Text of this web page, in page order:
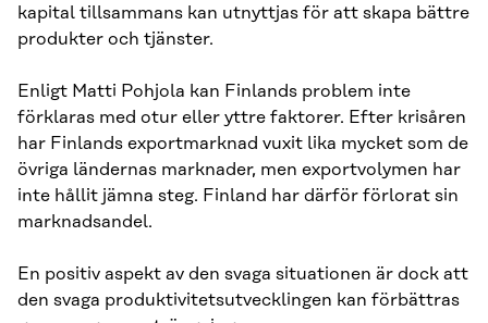
kapital tillsammans kan utnyttjas för att skapa bättre
produkter och tjänster.
Enligt Matti Pohjola kan Finlands problem inte
förklaras med otur eller yttre faktorer. Efter krisåren
har Finlands exportmarknad vuxit lika mycket som de
övriga ländernas marknader, men exportvolymen har
inte hållit jämna steg. Finland har därför förlorat sin
marknadsandel.
En positiv aspekt av den svaga situationen är dock att
den svaga produktivitetsutvecklingen kan förbättras